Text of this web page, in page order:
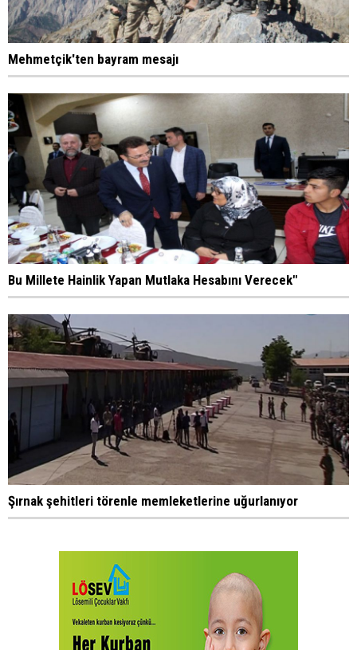
Mehmetçik'ten bayram mesajı
Bu Millete Hainlik Yapan Mutlaka Hesabını Verecek"
Şırnak şehitleri törenle memleketlerine uğurlanıyor